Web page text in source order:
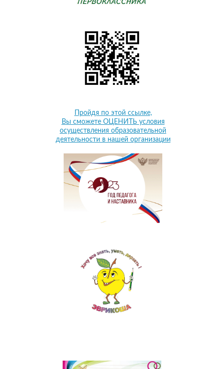
Пройдя по этой ссылке,
Вы сможете ОЦЕНИТЬ условия
осуществления образовательной
деятельности в нашей организации